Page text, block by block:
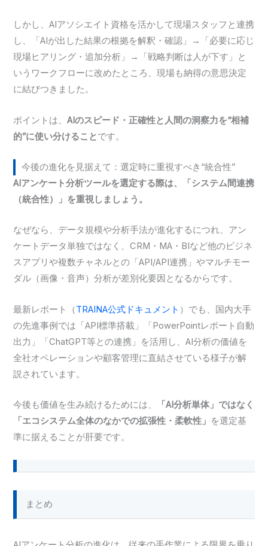
しかし、AIアソシエイト資格を活かして現場スタッフと連携
し、「AIが出した結果の根拠を解釈・確認」→「必要に応じ
現場ヒアリング・追加分析」→「戦略判断は人が下す」と
いうワークフローに改めたところ、現場も納得の意思決定
に結びつきました。
ポイントは、AIのスピード・正確性と人間の洞察力を“相補
的”に使い分けることです。
今後の進化を見据えて：選定時に重視すべき“統合性”
AIアンケート分析ツールを選定する際は、「システム間連携
（統合性）」を重視しましょう。
なぜなら、データ規模や分析手法が進化するにつれ、アン
ケートデータ単独ではなく、CRM・MA・BIなど他のビジネ
スアプリや複数チャネルとの「API/API連携」やマルチモー
ダル（画像・音声）分析が差別化要因となるからです。
最新レポート（TRAINA公式ドキュメント ）でも、国内大手
の先進事例では「API標準搭載」「PowerPointレポート自動
出力」「ChatGPT等との連携」を活用し、AI分析の価値を
全社オペレーションや顧客管理に直結させている様子が解
説されています。
今後も価値を生み続けるためには、
「AI分析単体」ではなく
「エコシステム全体のなかでの拡張性・柔軟性」 を選定基
準に据えることが肝要です。
まとめ